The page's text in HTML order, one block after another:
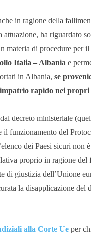
in ragione della
ha riguardato
materia di procedure per il
Italia – Albania e
in Albania, se
rapido nei propri
decreto ministeriale
il funzionamento del
dei Paesi sicuri non
proprio in ragione del
di giustizia dell’Unione
la disapplicazione del
alla Corte Ue per